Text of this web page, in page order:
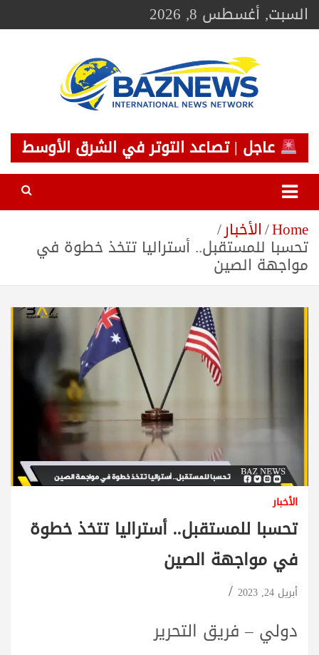
Skip
toالسبت, أغسطس 8, 2026
BAZNEWS
شبكة باز الإخبارية
عاجل | تصاعد التوتر في الشرق الأوسط
Home الأخبار
تحسبا للمستقبل.. أستراليا تتخذ خطوة في
مواجهة الصين
الأخبار
تحسبا للمستقبل.. أستراليا تتخذ خطوة
في مواجهة الصين
أبريل 24, 2023
دولي – فريق التحرير